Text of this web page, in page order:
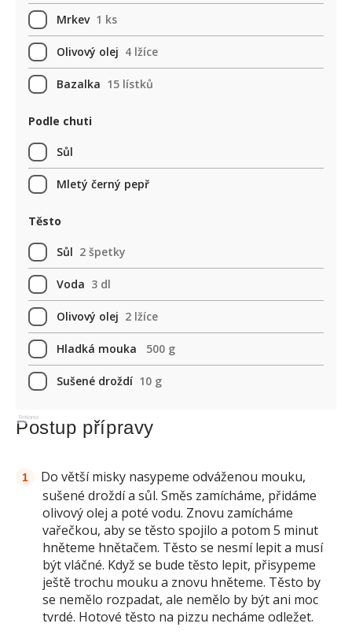
Mrkev 1 ks
Olivový olej 4 lžíce
Bazalka 15 lístků
Podle chuti
Sůl
Mletý černý pepř
Těsto
Sůl 2 špetky
Voda 3 dl
Olivový olej 2 lžíce
Hladká mouka 500 g
Sušené droždí 10 g
Reklama
Postup přípravy
Do větší misky nasypeme odváženou mouku,
sušené droždí a sůl. Směs zamícháme, přidáme
olivový olej a poté vodu. Znovu zamícháme
vařečkou, aby se těsto spojilo a potom 5 minut
hněteme hnětačem. Těsto se nesmí lepit a musí
být vláčné. Když se bude těsto lepit, přisypeme
ještě trochu mouku a znovu hněteme. Těsto by
se nemělo rozpadat, ale nemělo by být ani moc
tvrdé. Hotové těsto na pizzu necháme odležet.